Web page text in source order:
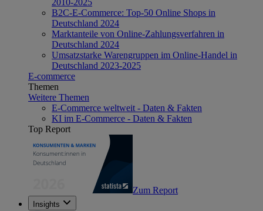
B2C-E-Commerce: Top-50 Online Shops in
Deutschland 2024
Marktanteile von Online-Zahlungsverfahren in
Deutschland 2024
Umsatzstarke Warengruppen im Online-Handel in
Deutschland 2023-2025
E-commerce
Themen
Weitere Themen
E-Commerce weltweit - Daten & Fakten
KI im E-Commerce - Daten & Fakten
Top Report
Zum Report
Insights